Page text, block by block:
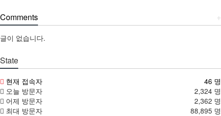
+
Comments
글이 없습니다.
State
현재 접속자
46 명
오늘 방문자
2,324 명
어제 방문자
2,362 명
최대 방문자
88,895 명